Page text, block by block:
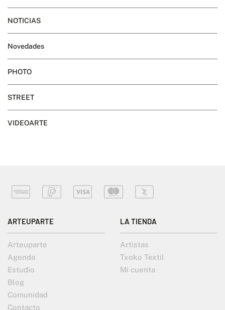
NOTICIAS
Novedades
PHOTO
STREET
VIDEOARTE
ARTEUPARTE
Arteuparte
Agenda
Estudio
Blog
Comunidad
Contacto
LA TIENDA
Artistas
Txoko Textil
Mi cuenta